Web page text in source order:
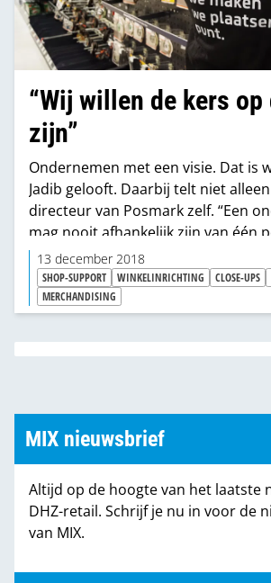
“Wij willen de kers
zijn”
Ondernemen met een visie. Dat is
Jadib gelooft. Daarbij telt niet
directeur van Posmark zelf. “Een
mag nooit afhankelijk zijn van één
hebben momenteel 34 mensen aan
die hebben allemaal een visie op
ze werken. Door ze actief mee te
verantwoordelijkheid te geven,
bezieling. En alleen met bezieling
zijn.”
13 december 2018
SHOP-SUPPORT WINKELINRICHTING CLOSE-UPS
MERCHANDISING
MIX nieuwsbrief
Altijd op de hoogte van het laatste
DHZ-retail. Schrijf je nu in voor de
van MIX.